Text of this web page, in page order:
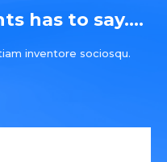
has to say....
inventore sociosqu.